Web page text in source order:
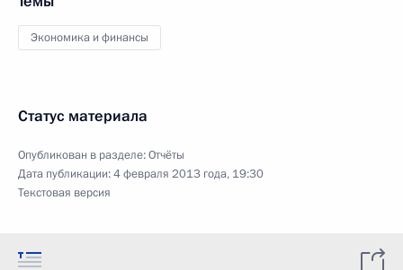
Экономика и финансы
Статус материала
Опубликован в разделе:Отчёты
Дата публикации:4 февраля 2013 года, 19:30
Текстовая версия